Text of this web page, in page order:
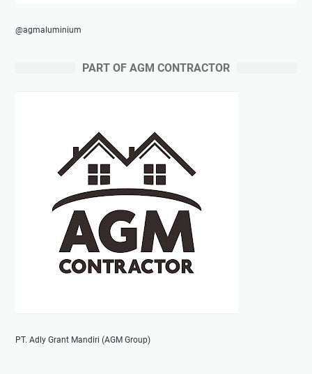
@agmaluminium
PART OF AGM CONTRACTOR
PT. Adly Grant Mandiri (AGM Group)